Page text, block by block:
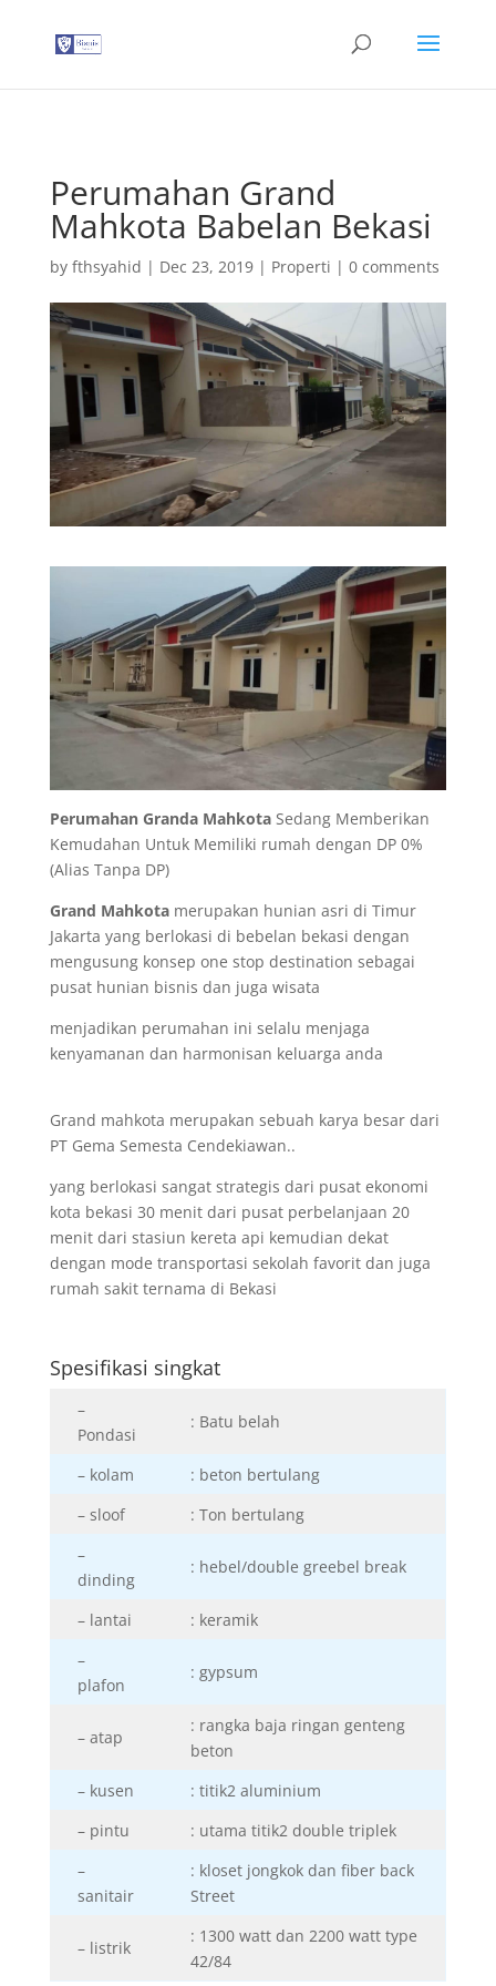
Perumahan Grand
Mahkota Babelan Bekasi
by fthsyahid | Dec 23, 2019| Properti | 0 comments
Perumahan Granda MahkotaSedang Memberikan
Kemudahan Untuk Memiliki rumah dengan DP 0%
(Alias Tanpa DP)
Grand Mahkotamerupakan hunian asri di Timur
Jakarta yang berlokasi di bebelan bekasi dengan
mengusung konsep one stop destination sebagai
pusat hunian bisnis dan juga wisata
menjadikan perumahan ini selalu menjaga
kenyamanan dan harmonisan keluarga anda
Grand mahkota merupakan sebuah karya besar dari
PT Gema Semesta Cendekiawan..
yang berlokasi sangat strategis dari pusat ekonomi
kota bekasi 30 menit dari pusat perbelanjaan 20
menit dari stasiun kereta api kemudian dekat
dengan mode transportasi sekolah favorit dan juga
rumah sakit ternama di Bekasi
Spesifikasi singkat
–
Pondasi
: Batu belah
– kolam
: beton bertulang
– sloof
: Ton bertulang
–
dinding
: hebel/double greebel break
– lantai
: keramik
–
plafon
: gypsum
– atap
: rangka baja ringan genteng
beton
– kusen
: titik2 aluminium
– pintu
: utama titik2 double triplek
–
sanitair
: kloset jongkok dan fiber back
Street
– listrik
: 1300 watt dan 2200 watt type
42/84